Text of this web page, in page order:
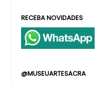
RECEBA NOVIDADES
@MUSEUARTESACRA